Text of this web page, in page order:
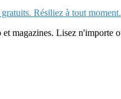
Résiliez à tout moment.
magazines. Lisez n'importe